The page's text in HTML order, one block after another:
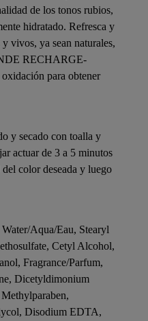
de los tonos rubios,
hidratado. Refresca y
vivos, ya sean naturales,
RECHARGE-
para obtener
y secado con toalla y
actuar de 3 a 5 minutos
color deseada y luego
Water/Aqua/Eau, Stearyl
Cetyl Alcohol,
Fragrance/Parfum,
Dicetyldimonium
Disodium EDTA,